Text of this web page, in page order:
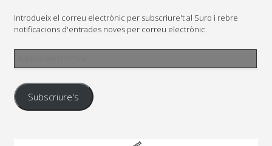
Introdueix el correu electrònic per subscriure't al Suro i rebre
notificacions d'entrades noves per correu electrònic.
Adreça
Subscriure's